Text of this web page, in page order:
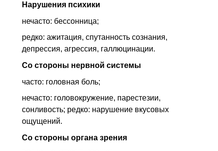
Нарушения психики
нечасто: бессонница;
редко: ажитация, спутанность сознания,
депрессия, агрессия, галлюцинации.
Со стороны нервной системы
часто: головная боль;
нечасто: головокружение, парестезии,
сонливость; редко: нарушение вкусовых
ощущений.
Со стороны органа зрения